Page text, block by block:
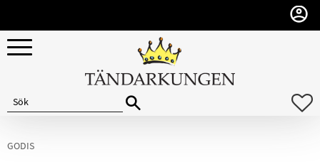
Meny
GODIS